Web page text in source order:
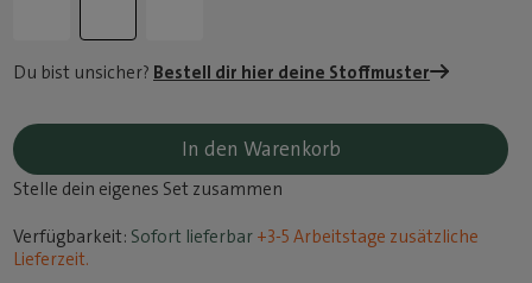
Du bist unsicher? Bestell dir hier deine Stoffmuster
In den Warenkorb
Stelle dein eigenes Set zusammen
Verfügbarkeit: Sofort lieferbar +3-5 Arbeitstage zusätzliche
Lieferzeit.